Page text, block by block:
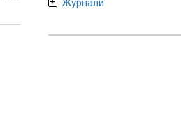
Журнали